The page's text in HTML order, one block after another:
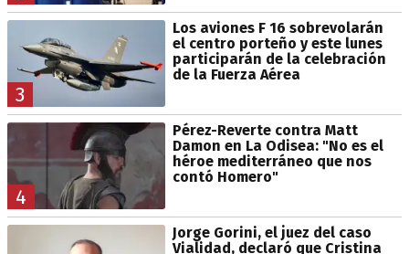
3
Los aviones F 16 sobrevolarán
el centro porteño y este lunes
participarán de la celebración
de la Fuerza Aérea
4
Pérez-Reverte contra Matt
Damon en La Odisea: "No es el
héroe mediterráneo que nos
contó Homero"
Jorge Gorini, el juez del caso
Vialidad, declaró que Cristina